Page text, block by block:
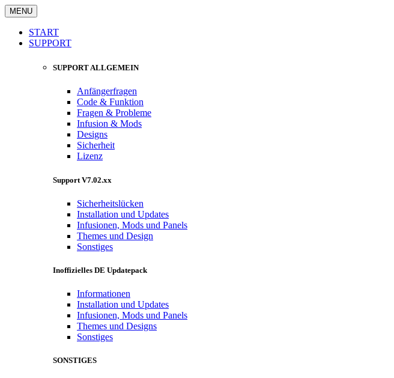
MENU
START
SUPPORT
SUPPORT ALLGEMEIN
Anfängerfragen
Code & Funktion
Fragen & Probleme
Infusion & Mods
Designs
Sicherheit
Lizenz
Support V7.02.xx
Sicherheitslücken
Installation und Updates
Infusionen, Mods und Panels
Themes und Design
Sonstiges
Inoffizielles DE Updatepack
Informationen
Installation und Updates
Infusionen, Mods und Panels
Themes und Designs
Sonstiges
SONSTIGES